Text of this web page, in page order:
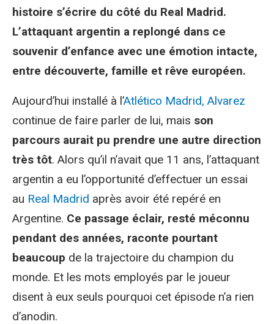
histoire s’écrire du côté du Real Madrid.
L’attaquant argentin a replongé dans ce
souvenir d’enfance avec une émotion intacte,
entre découverte, famille et rêve européen.
Aujourd’hui installé à l’Atlético Madrid, Alvarez
continue de faire parler de lui, mais son
parcours aurait pu prendre une autre direction
très tôt. Alors qu’il n’avait que 11 ans, l’attaquant
argentin a eu l’opportunité d’effectuer un essai
au Real Madrid après avoir été repéré en
Argentine. Ce passage éclair, resté méconnu
pendant des années, raconte pourtant
beaucoup de la trajectoire du champion du
monde. Et les mots employés par le joueur
disent à eux seuls pourquoi cet épisode n’a rien
d’anodin.